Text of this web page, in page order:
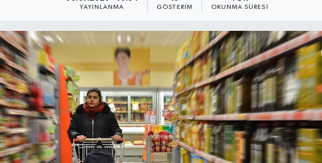
YAYINLANMA GÖSTERIM OKUNMA SÜRESI